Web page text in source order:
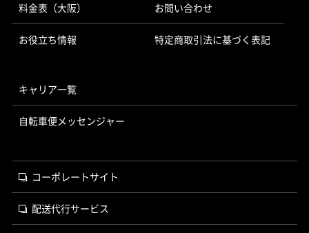
料金表（大阪） お問い合わせ
お役立ち情報 特定商取引法に基づく表記
キャリア一覧
自転車便メッセンジャー
コーポレートサイト
配送代行サービス